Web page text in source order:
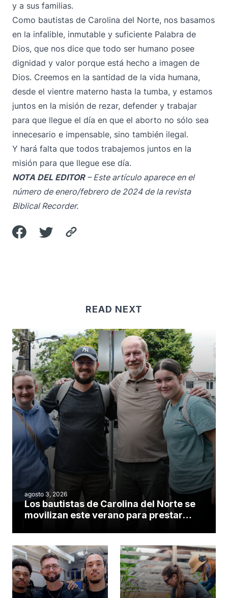
y a sus familias.
Como bautistas de Carolina del Norte, nos basamos
en la infalible, inmutable y suficiente Palabra de
Dios, que nos dice que todo ser humano posee
dignidad y valor porque está hecho a imagen de
Dios. Creemos en la santidad de la vida humana,
desde el vientre materno hasta la tumba, y estamos
juntos en la misión de rezar, defender y trabajar
para que llegue el día en que el aborto no sólo sea
innecesario e impensable, sino también ilegal.
Y hará falta que todos trabajemos juntos en la
misión para que llegue ese día.
NOTA DEL EDITOR– Este artículo aparece en el
número de enero/febrero de 2024 de la revista
Biblical Recorder.
READ NEXT
agosto 3, 2026
Los bautistas de Carolina del Norte se
movilizan este verano para prestar